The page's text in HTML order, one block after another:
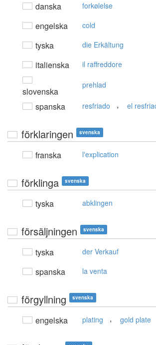
danska forkølelse
engelska cold
tyska die Erkältung
italienska il raffreddore
slovenska
prehlad
spanska resfriado , el
förklaringen svenska
franska l'explication
förklinga svenska
tyska abklingen
försäljningen svenska
tyska der Verkauf
spanska la venta
förgyllning svenska
engelska plating , gold plate